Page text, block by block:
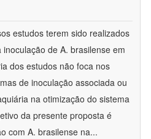
estudos terem sido realizados
de A. brasilense em
dos estudos não foca nos
de inoculação associada ou
na otimização do sistema
da presente proposta é
com A. brasilense na...